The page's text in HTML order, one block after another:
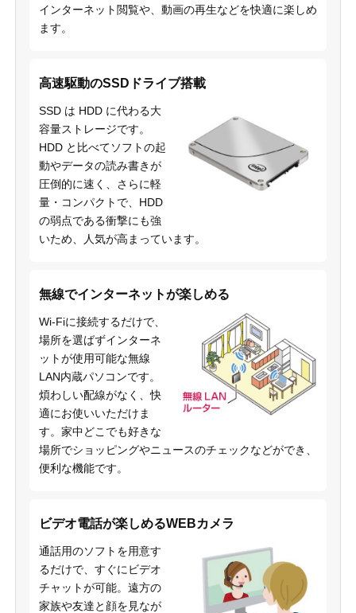
インターネット閲覧や、動画の再生などを快適に楽しめ
ます。
高速駆動のSSDドライブ搭載
SSD は HDD に代わる大
容量ストレージです。
HDD と比べてソフトの起
動やデータの読み書きが
圧倒的に速く、さらに軽
量・コンパクトで、HDD
の弱点である衝撃にも強
いため、人気が高まっています。
無線でインターネットが楽しめる
Wi-Fiに接続するだけで、
場所を選ばずインターネ
ットが使用可能な無線
LAN内蔵パソコンです。
煩わしい配線がなく、快
適にお使いいただけま
す。家中どこでも好きな
場所でショッピングやニュースのチェックなどができ、
便利な機能です。
ビデオ電話が楽しめるWEBカメラ
通話用のソフトを用意す
るだけで、すぐにビデオ
チャットが可能。遠方の
家族や友達と顔を見なが